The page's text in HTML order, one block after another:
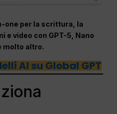
one per la scrittura, la
e video con GPT-5, Nano
molto altro.
AI su Global GPT